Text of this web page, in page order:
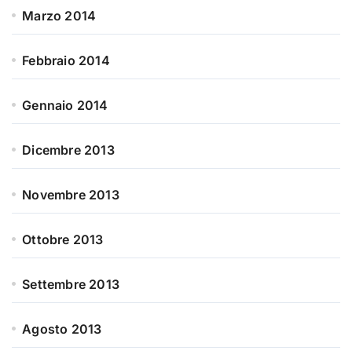
Marzo 2014
Febbraio 2014
Gennaio 2014
Dicembre 2013
Novembre 2013
Ottobre 2013
Settembre 2013
Agosto 2013